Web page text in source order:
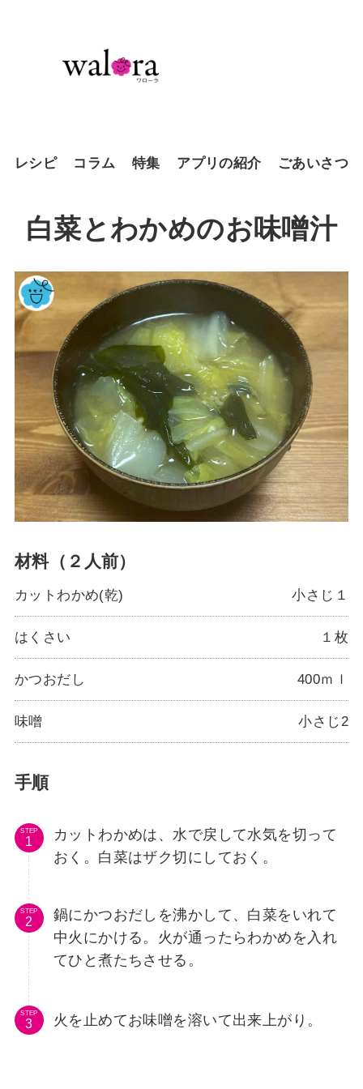
レシピ コラム 特集 アプリの紹介 ごあいさつ
白菜とわかめのお味噌汁
材料（２人前）
カットわかめ(乾) 小さじ１
はくさい １枚
かつおだし 400ｍｌ
味噌 小さじ2
手順
STEP
カットわかめは、水で戻して水気を切って
おく。白菜はザク切にしておく。
STEP
鍋にかつおだしを沸かして、白菜をいれて
中火にかける。火が通ったらわかめを入れ
てひと煮たちさせる。
STEP 火を止めてお味噌を溶いて出来上がり。